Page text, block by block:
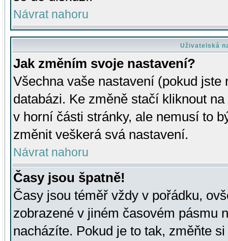
Návrat nahoru
Uživatelská
Jak změním svoje nastavení?
Všechna vaše nastavení (pokud
databázi. Ke změně stačí kliknout
v horní části stránky, ale nemusí to
změnit veškerá svá nastavení.
Návrat nahoru
Časy jsou špatně!
Časy jsou téměř vždy v pořádku,
zobrazené v jiném časovém pásmu
nacházíte. Pokud je to tak, změňte